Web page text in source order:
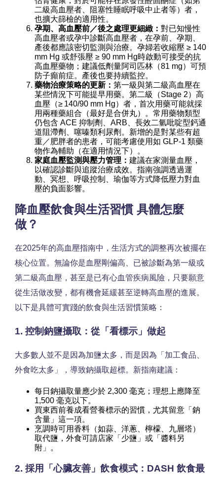
二級高血壓者、阻塞性睡眠呼吸中止者等）者，
也擴大篩檢的適用性。
孕期、高血壓前／後之處理更細緻： 對已知慢性
高血壓者或孕中診斷高血壓者，在孕前、孕期、
產後都應該密切監測與治療。孕婦若收縮壓 ≥ 140
mm Hg 或舒張壓 ≥ 90 mm Hg時啟動可接受的抗
高血壓藥物；建議低劑量阿司匹林（81 mg）可預
防子癲前症。產後也要持續監控。
藥物治療策略的更新： 第一級與第二級高血壓在
某些情況下可能提早用藥。第二級（Stage 2）高
血壓（≥ 140/90 mm Hg）者，首次用藥可能就採
用兩種藥組合（最好是合併丸）。常用藥物類型
仍包含 ACE 抑制劑、ARB、長效二氫吡啶型鈣通
道阻滯劑、噻嗪類利尿劑。新增的是對某些有超
重／肥胖者的患者，可能考慮使用如 GLP‑1 類藥
物作為輔助（在適用情況下）。
家庭血壓監測與壓力管理： 建議在家測量血壓，
以確認診斷與追蹤治療成效。指南強調透過運
動、冥想、呼吸控制、瑜伽等方式降低壓力對血
壓的負面影響。
降血壓飲食與生活習慣 具體怎麼
做？
在2025年的高血壓指南中，生活方式的調整再次被擺在
核心位置。無論你是血壓剛偏高、已被診斷為第一級或
第二級高血壓，甚至是已有心血管疾病風險，只要願意
從生活做改變，都有機會延緩甚至逆轉高血壓的進展。
以下是具體可實踐的飲食與生活習慣策略：
1. 控制鈉鹽攝取：從「看標示」做起
大多數人並不是因為加鹽太多，而是因為「加工食品、
外食吃太多」，導致鈉攝取超標。新指南建議：
每日鈉攝取量應少於 2,300 毫克；理想上應降至
1,500 毫克以下。
買東西前養成看營養標示的習慣，尤其留意「鈉
含量」這一項。
烹調時可用香料（如蒜、洋蔥、檸檬、九層塔）
取代鹽，外食可請店家「少鹽」或「醬料另
附」。
2. 採用「心臟友善」飲食模式：DASH 飲食最